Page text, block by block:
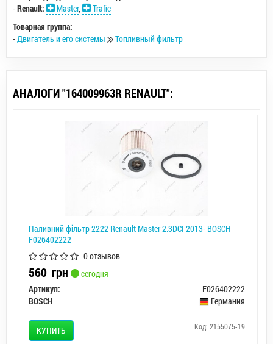
-Renault: Master,
Trafic
Товарная группа:
-Двигатель и его системы Топливный фильтр
АНАЛОГИ "164009963R RENAULT":
Паливний фільтр 2222 Renault Master 2.3DCI 2013- BOSCH
F026402222
0 отзывов
560 грн
сегодня
Артикул:
F026402222
BOSCH
Германия
КУПИТЬ Код: 2155075-19